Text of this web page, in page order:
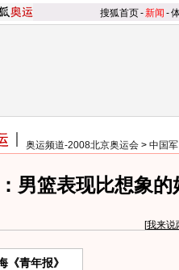
搜狐首页-新闻 -
奥运频道-2008北京奥运会 > 中国
男篮表现比想象的
[我来说
《青年报》